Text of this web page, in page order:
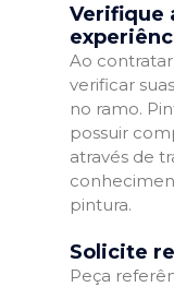
Verifique
Ao
verificar
no ramo.
possuir
através de
pintura.
Solicite
Peça